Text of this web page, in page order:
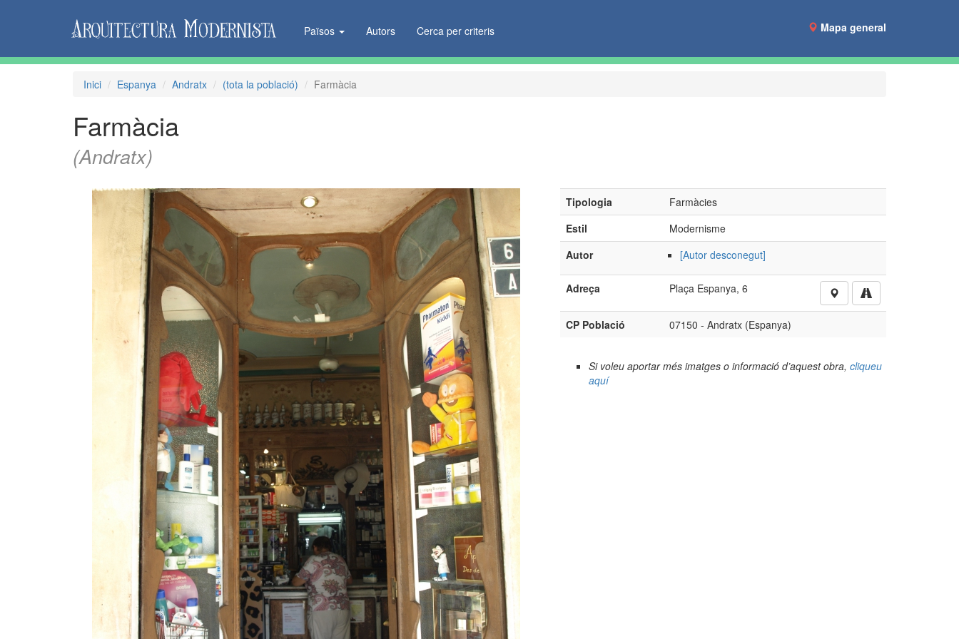
Països Autors Cerca per criteris Mapa general
Inici Espanya Andratx (tota la població) Farmàcia
Farmàcia
(Andratx)
Tipologia
Farmàcies
Estil
Modernisme
Autor
[Autor desconegut]
Adreça Plaça Espanya, 6
CP Població 07150 - Andratx (Espanya)
Si voleu aportar més imatges o informació d’aquest obra, cliqueu
aquí